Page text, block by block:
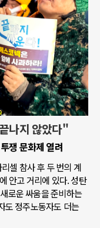
나지 않았다"
쟁 문화제 열려
셀 참사 후 두 번의 계
안고 거리에 있다. 성탄
로운 싸움을 준비하는
도 정주노동자도 더는